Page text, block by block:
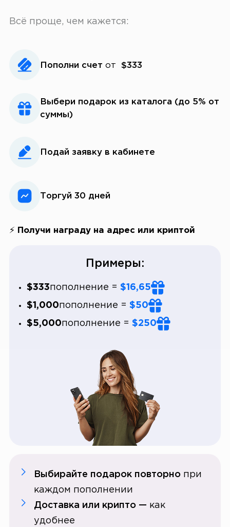
Всё проще, чем кажется:
Пополни счет от $333
Выбери подарок из каталога (до 5% от
суммы)
Подай заявку в кабинете
Торгуй 30 дней
⚡ Получи награду на адрес или криптой
Примеры:
$333пополнение = $16,65
$1,000пополнение = $50
$5,000пополнение = $250
Выбирайте подарок повторно при
каждом пополнении
Доставка или крипто — как
удобнее